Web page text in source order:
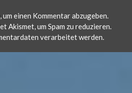
um einen Kommentar abzugeben.
Akismet, um Spam zu reduzieren.
verarbeitet werden.